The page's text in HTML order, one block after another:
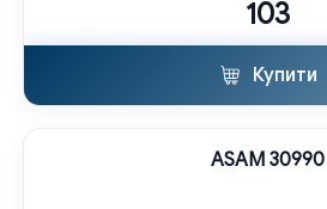
103
Купити
ASAM 30990